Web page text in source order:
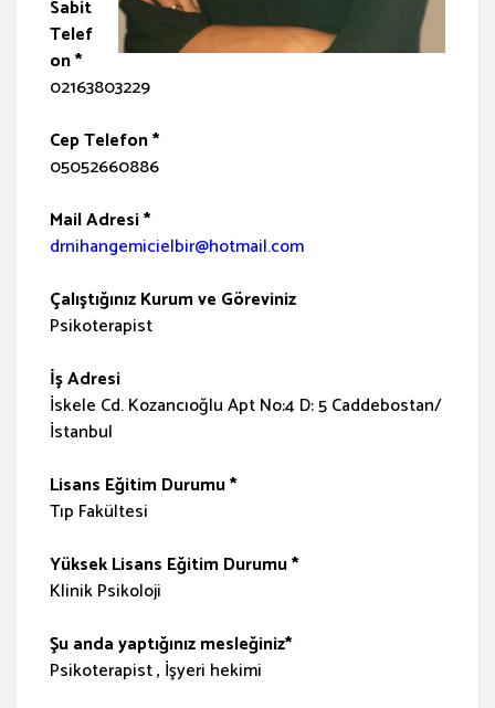
Sabit
Telef
on *
02163803229
Cep Telefon *
05052660886
Mail Adresi *
drnihangemicielbir@hotmail.com
Çalıştığınız Kurum ve Göreviniz
Psikoterapist
İş Adresi
İskele Cd. Kozancıoğlu Apt No:4 D: 5 Caddebostan/
İstanbul
Lisans Eğitim Durumu *
Tıp Fakültesi
Yüksek Lisans Eğitim Durumu *
Klinik Psikoloji
Şu anda yaptığınız mesleğiniz*
Psikoterapist , İşyeri hekimi